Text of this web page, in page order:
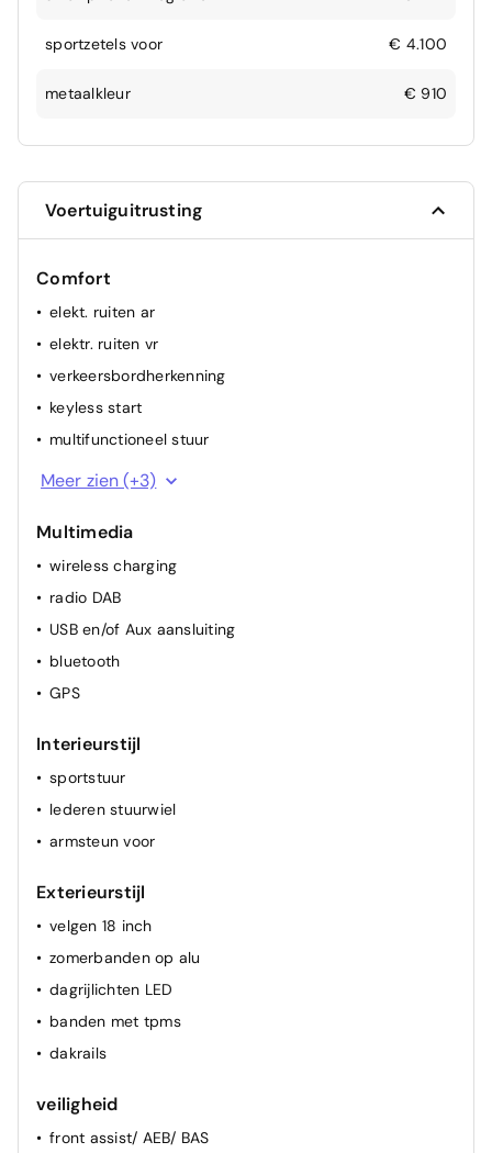
sportzetels voor € 4.100
metaalkleur € 910
Voertuiguitrusting
Comfort
elekt. ruiten ar
elektr. ruiten vr
verkeersbordherkenning
keyless start
multifunctioneel stuur
spiegel(s) elektr.
verwarmde zetel(s) voor
Meer zien (+3)
Multimedia
wireless charging
radio DAB
USB en/of Aux aansluiting
bluetooth
GPS
Interieurstijl
sportstuur
lederen stuurwiel
armsteun voor
Exterieurstijl
velgen 18 inch
zomerbanden op alu
dagrijlichten LED
banden met tpms
dakrails
veiligheid
front assist/ AEB/ BAS